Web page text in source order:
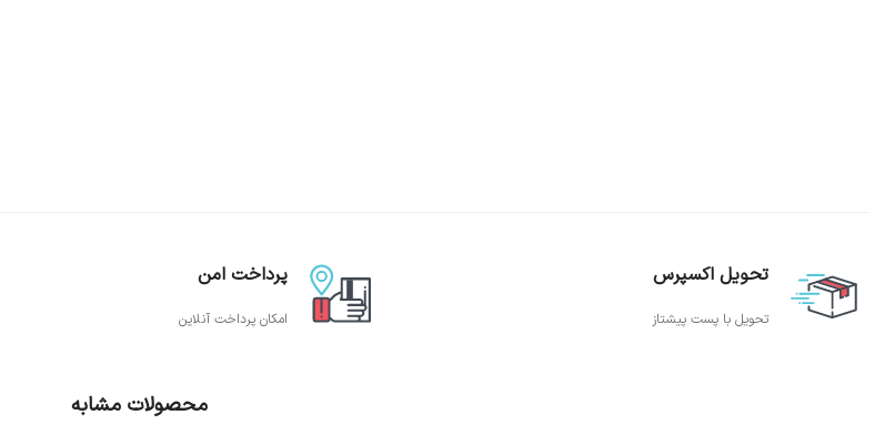
تحویل اکسپرس
تحویل با پست پیشتاز
پرداخت امن
امکان پرداخت آنلاین
محصولات مشابه